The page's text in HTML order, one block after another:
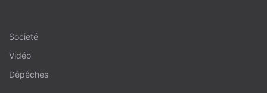
Societé
Vidéo
Dépêches